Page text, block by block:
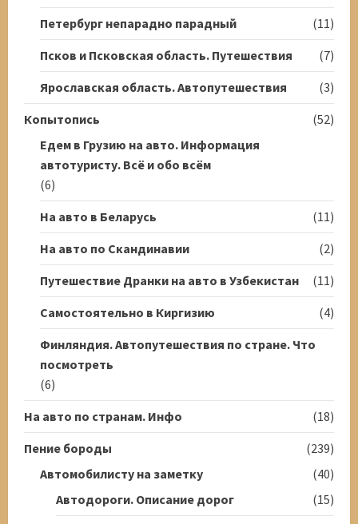
Петербург непарадно парадный
(11)
Псков и Псковская область. Путешествия
(7)
Ярославская область. Автопутешествия
(3)
Копытопись
(52)
Едем в Грузию на авто. Информация
автотуристу. Всё и обо всём
(6)
На авто в Беларусь
(11)
На авто по Скандинавии
(2)
Путешествие Дранки на авто в Узбекистан
(11)
Самостоятельно в Киргизию
(4)
Финляндия. Автопутешествия по стране. Что
посмотреть
(6)
На авто по странам. Инфо
(18)
Пение бороды
(239)
Автомобилисту на заметку
(40)
Автодороги. Описание дорог
(15)